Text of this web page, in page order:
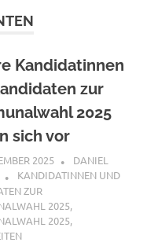
Kandidatinnen
zur
2025
sich vor
2025
DANIEL
KANDIDATINNEN UND
ZUR
2025,
2025,